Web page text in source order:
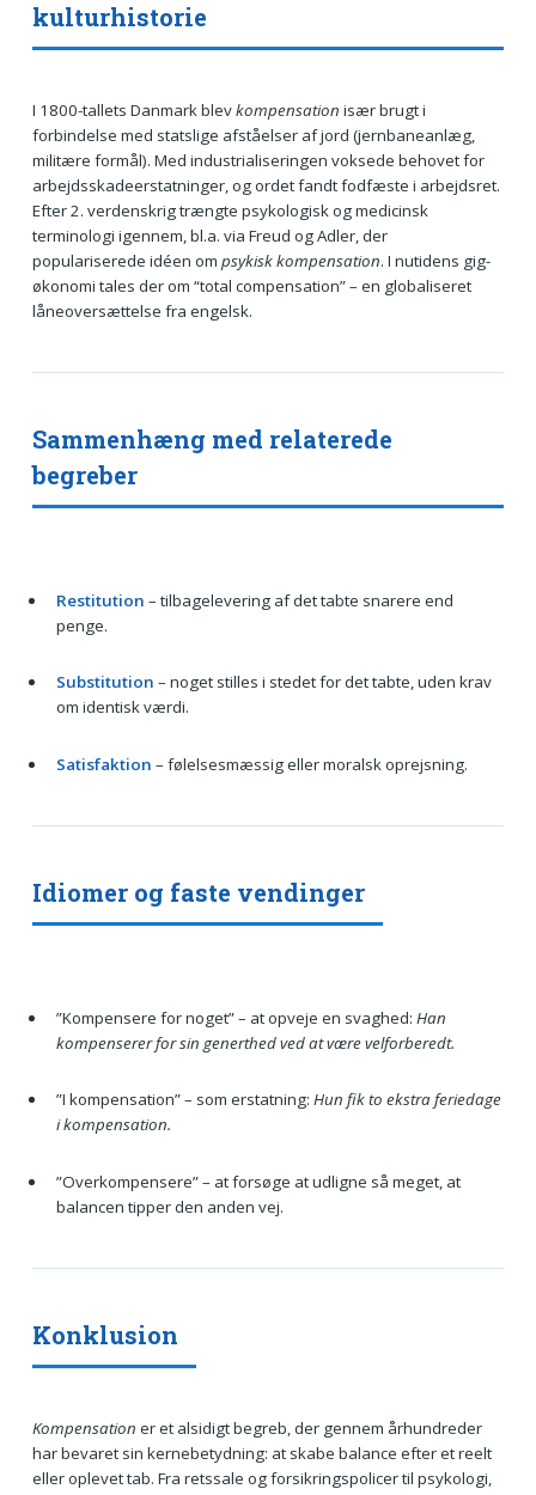
kulturhistorie
I 1800-tallets Danmark blevkompensation især brugt i
forbindelse med statslige afståelser af jord (jernbaneanlæg,
militære formål). Med industrialiseringen voksede behovet for
arbejdsskadeerstatninger, og ordet fandt fodfæste i arbejdsret.
Efter 2. verdenskrig trængte psykologisk og medicinsk
terminologi igennem, bl.a. via Freud og Adler, der
populariserede idéen om psykisk kompensation. I nutidens gig-
økonomi tales der om “total compensation” – en globaliseret
låneoversættelse fra engelsk.
Sammenhæng med relaterede
begreber
Restitution – tilbagelevering af det tabte snarere end
penge.
Substitution – noget stilles i stedet for det tabte, uden krav
om identisk værdi.
Satisfaktion – følelsesmæssig eller moralsk oprejsning.
Idiomer og faste vendinger
”Kompensere for noget” – at opveje en svaghed: Han
kompenserer for sin generthed ved at være velforberedt.
”I kompensation” – som erstatning: Hun fik to ekstra feriedage
i kompensation.
”Overkompensere” – at forsøge at udligne så meget, at
balancen tipper den anden vej.
Konklusion
Kompensation er et alsidigt begreb, der gennem århundreder
har bevaret sin kernebetydning: at skabe balance efter et reelt
eller oplevet tab. Fra retssale og forsikringspolicer til psykologi,